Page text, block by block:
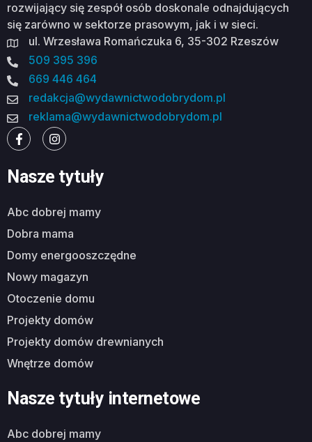
rozwijający się zespół osób doskonale odnajdujących
się zarówno w sektorze prasowym, jak i w sieci.
ul. Wrzesława Romańczuka 6, 35-302 Rzeszów
509 395 396
669 446 464
redakcja@wydawnictwodobrydom.pl
reklama@wydawnictwodobrydom.pl
Nasze tytuły
abc dobrej mamy
dobra mama
domy energooszczędne
nowy magazyn
otoczenie domu
projekty domów
projekty domów drewnianych
wnętrze domów
Nasze tytuły internetowe
abc dobrej mamy